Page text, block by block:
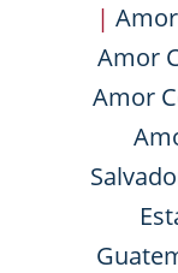
|
Amor
Amor